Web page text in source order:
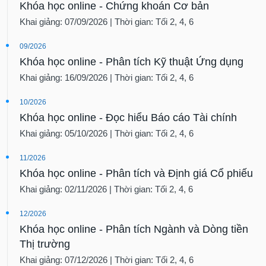
Khóa học online - Chứng khoán Cơ bản
Khai giảng: 07/09/2026 | Thời gian: Tối 2, 4, 6
09/2026
Khóa học online - Phân tích Kỹ thuật Ứng dụng
Khai giảng: 16/09/2026 | Thời gian: Tối 2, 4, 6
10/2026
Khóa học online - Đọc hiểu Báo cáo Tài chính
Khai giảng: 05/10/2026 | Thời gian: Tối 2, 4, 6
11/2026
Khóa học online - Phân tích và Định giá Cổ phiếu
Khai giảng: 02/11/2026 | Thời gian: Tối 2, 4, 6
12/2026
Khóa học online - Phân tích Ngành và Dòng tiền
Thị trường
Khai giảng: 07/12/2026 | Thời gian: Tối 2, 4, 6